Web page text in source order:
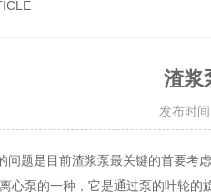
渣浆
发布时
题是目前渣浆泵最关键的首要考虑
泵的一种，它是通过泵的叶轮的